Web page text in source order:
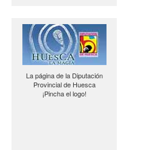
La página de la Diputación
Provincial de Huesca
¡Pincha el logo!